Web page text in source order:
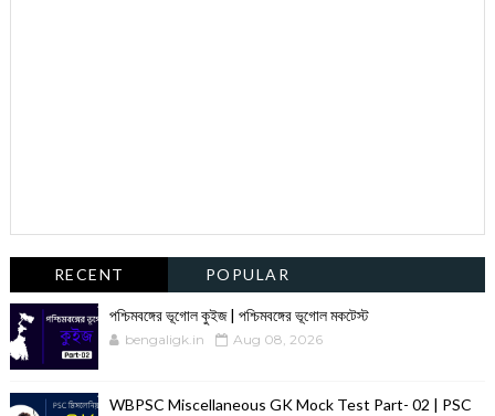
RECENT POPULAR
পশ্চিমবঙ্গের ভূগোল কুইজ | পশ্চিমবঙ্গের ভূগোল মকটেস্ট
bengaligk.in Aug 08, 2026
WBPSC Miscellaneous GK Mock Test Part- 02 | PSC